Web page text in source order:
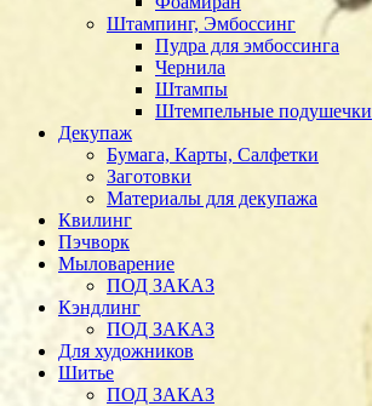
Штампинг, Эмбоссинг
Пудра для эмбоссинга
Чернила
Штампы
Штемпельные подушечки
Декупаж
Бумага, Карты, Салфетки
Заготовки
Материалы для декупажа
Квилинг
Пэчворк
Мыловарение
ПОД ЗАКАЗ
Кэндлинг
ПОД ЗАКАЗ
Для художников
Шитье
ПОД ЗАКАЗ